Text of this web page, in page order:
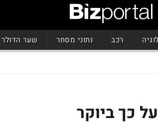
רכב נתוני מסחר שער הדולר
כך ביוקר